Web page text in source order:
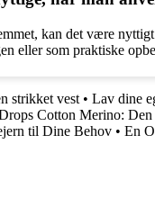
kan det være
eller som praktiske
strikket vest • Lav dine
Cotton Merino:
til Dine Behov • En